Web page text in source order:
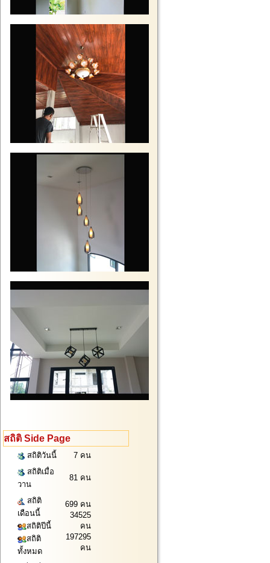
สถิติ Side Page
สถิติวันนี้
7 คน
สถิติเมื่อ
วาน
81 คน
สถิติ
เดือนนี้
สถิติปีนี้
สถิติ
ทั้งหมด
699 คน
34525
คน
197295
คน